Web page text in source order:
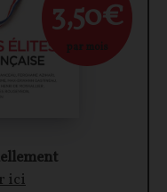
ici
3,50€
par mois